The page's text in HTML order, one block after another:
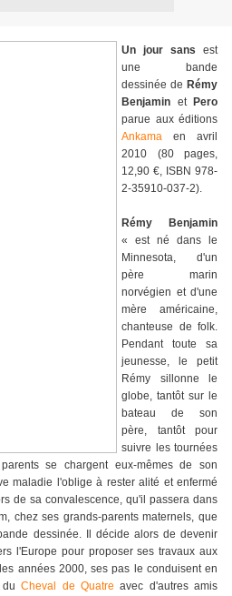
Un jour sans est
une bande
dessinée de Rémy
Benjamin et Pero
parue aux éditions
Ankama en avril
2010 (80 pages,
12,90 €, ISBN 978-
2-35910-037-2).
Rémy Benjamin
« est né dans le
Minnesota, d'un
père marin
norvégien et d'une
mère américaine,
chanteuse de folk.
Pendant toute sa
jeunesse, le petit
Rémy sillonne le
globe, tantôt sur le
bateau de son
père, tantôt pour
suivre les tournées
se chargent eux-mêmes de son
maladie l'oblige à rester alité et enfermé
de sa convalescence, qu'il passera dans
chez ses grands-parents maternels, que
dessinée. Il décide alors de devenir
l'Europe pour proposer ses travaux aux
années 2000, ses pas le conduisent en
duCheval de Quatre avec d'autres amis